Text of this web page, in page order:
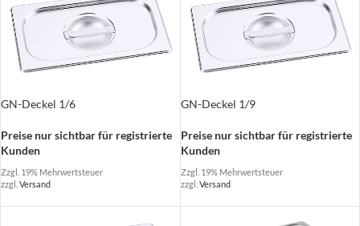
GN-Deckel 1/6
Preise nur sichtbar für registrierte
Kunden
Zzgl. 19% Mehrwertsteuer
zzgl. Versand
GN-Deckel 1/9
Preise nur sichtbar für registrierte
Kunden
Zzgl. 19% Mehrwertsteuer
zzgl. Versand